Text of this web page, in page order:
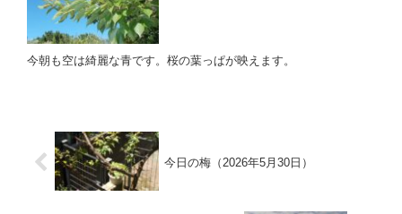
今朝も空は綺麗な青です。桜の葉っぱが映えます。
今日の梅（2026年5月30日）